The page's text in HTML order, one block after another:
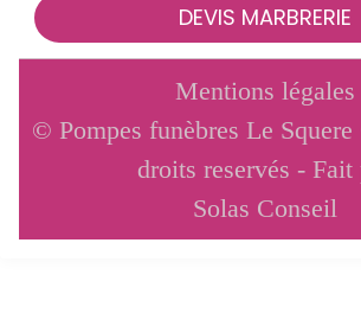
DEVIS MARBRERIE
Mentions légales
© Pompes funèbres Le Squere
droits reservés - Fait
Solas Conseil